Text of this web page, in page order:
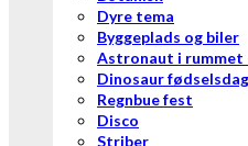
Dyre tema
Byggeplads og biler
Astronaut i rummet
Dinosaur fødselsdag
Regnbue fest
Disco
Striber